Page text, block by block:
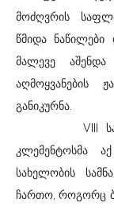
მოძღვრის
წმიდა ნაწილები
მალევე
აღმოყვანების
განიკურნა.
VIII
კლემენტოსმა
სახელობის
ჩართო, როგორც